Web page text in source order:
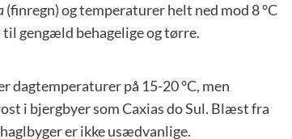
(finregn) og temperaturer helt ned mod 8 °C
gengæld behagelige og tørre.
dagtemperaturer på 15-20 °C, men
i bjergbyer som Caxias do Sul. Blæst fra
er ikke usædvanlige.